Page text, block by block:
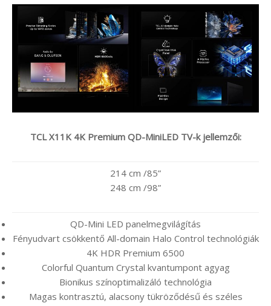
TCL X11K 4K Premium QD-MiniLED TV-k jellemzői:
214 cm /85”
248 cm /98”
QD-Mini LED panelmegvilágítás
Fényudvart csökkentő All-domain Halo Control technológiák
4K HDR Premium 6500
Colorful Quantum Crystal kvantumpont agyag
Bionikus színoptimalizáló technológia
Magas kontrasztú, alacsony tükröződésű és széles